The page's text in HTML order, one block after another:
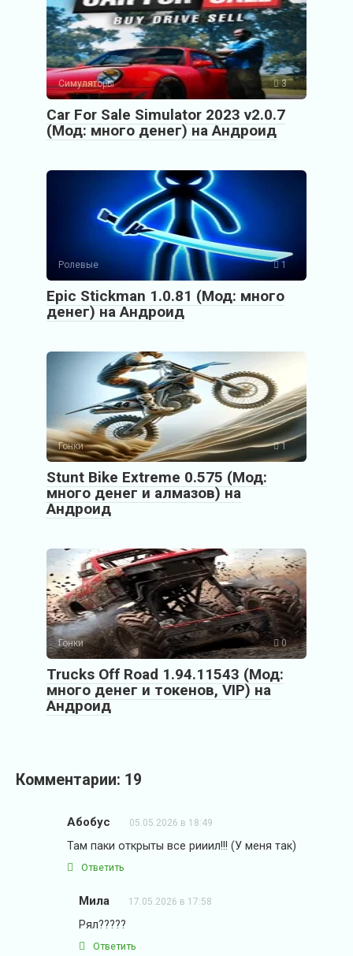
Симуляторы 3
Car For Sale Simulator 2023 v2.0.7
(Мод: много денег) на Андроид
Ролевые 1
Epic Stickman 1.0.81 (Мод: много
денег) на Андроид
Гонки 1
Stunt Bike Extreme 0.575 (Мод:
много денег и алмазов) на
Андроид
Гонки 0
Trucks Off Road 1.94.11543 (Мод:
много денег и токенов, VIP) на
Андроид
Комментарии: 19
Абобус 05.05.2026 в 18:49
Там паки открыты все рииил!!! (У меня так)
Ответить
Мила 17.05.2026 в 17:58
Рял?????
Ответить